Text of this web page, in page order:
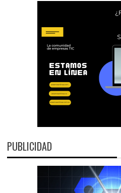
PUBLICIDAD